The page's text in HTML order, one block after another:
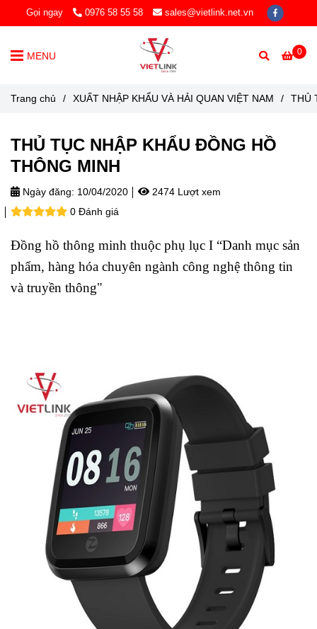
Gọi ngay 0976 58 55 58 sales@vietlink.net.vn
0
MENU
Trang chủ / XUẤT NHẬP KHẨU VÀ HẢI QUAN VIỆT NAM / THỦ
THỦ TỤC NHẬP KHẨU ĐỒNG HỒ
THÔNG MINH
Ngày đăng: 10/04/2020
2474 Lượt xem
0 Đánh giá
Đồng hồ thông minh thuộc phụ lục I “Danh mục sản
phẩm, hàng hóa chuyên ngành công nghệ thông tin
và truyền thông"